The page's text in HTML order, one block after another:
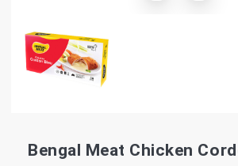
Bengal Meat Chicken